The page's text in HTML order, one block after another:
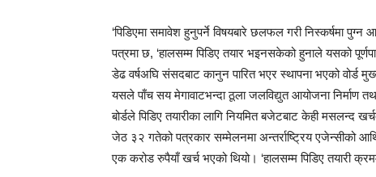
‘पिडिएमा समावेश हुनुपर्ने विषयबारे छलफल गरी निस्कर्षमा
पत्रमा छ, ‘हालसम्म पिडिए तयार भइनसकेको हुनाले यसको
डेढ वर्षअघि संसदबाट कानुन पारित भएर स्थापना भएको वोर्ड
यसले पाँच सय मेगावाटभन्दा ठूला जलविद्युत आयोजना निर्माण
बोर्डले पिडिए तयारीका लागि नियमित बजेटबाट केही मसलन्द
जेठ ३२ गतेको पत्रकार सम्मेलनमा अन्तर्राष्ट्रिय एजेन्सीको
एक करोड रुपैयाँ खर्च भएको थियो। ‘हालसम्म पिडिए तयारी